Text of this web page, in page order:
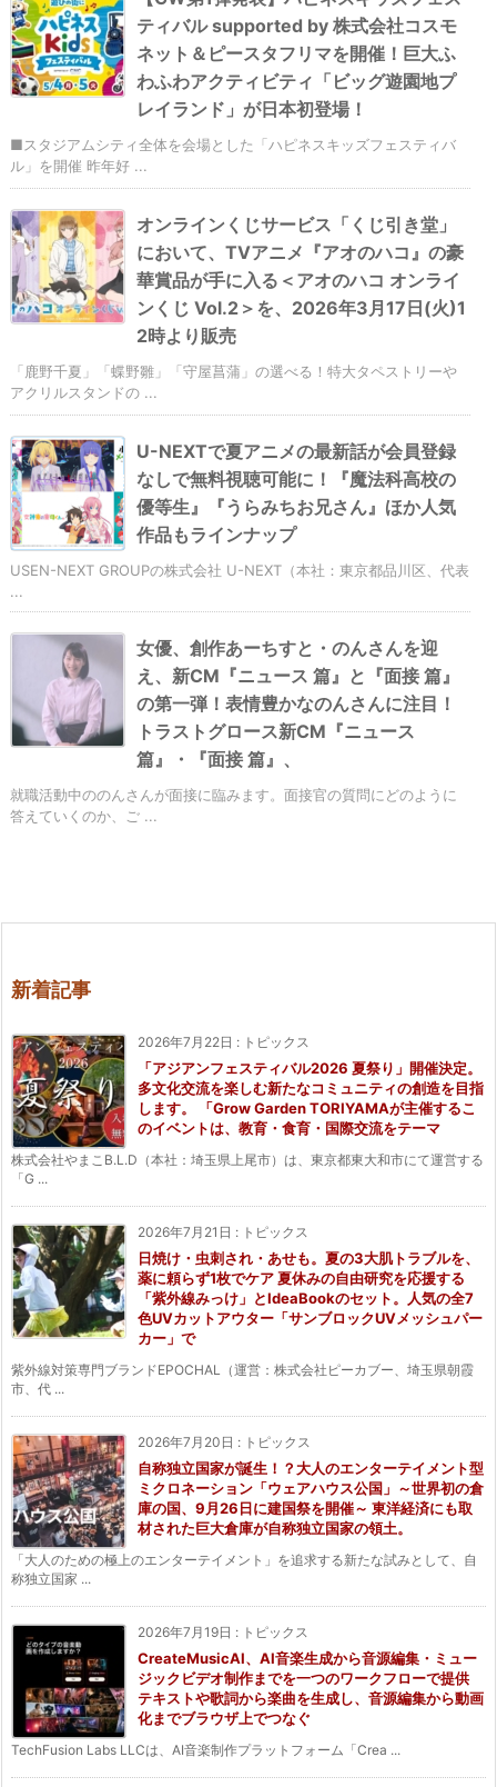
ティバル supported by 株式会社コスモ
ネット＆ピースタフリマを開催！巨大ふ
わふわアクティビティ「ビッグ遊園地プ
レイランド」が日本初登場！
■スタジアムシティ全体を会場とした「ハピネスキッズフェスティバ
ル」を開催 昨年好 ...
オンラインくじサービス「くじ引き堂」
において、TVアニメ『アオのハコ』の豪
華賞品が手に入る＜アオのハコ オンライ
ンくじ Vol.2＞を、2026年3月17日(火)1
2時より販売
「鹿野千夏」「蝶野雛」「守屋菖蒲」の選べる！特大タペストリーや
アクリルスタンドの ...
U-NEXTで夏アニメの最新話が会員登録
なしで無料視聴可能に！『魔法科高校の
優等生』『うらみちお兄さん』ほか人気
作品もラインナップ
USEN-NEXT GROUPの株式会社 U-NEXT（本社：東京都品川区、代表
...
女優、創作あーちすと・のんさんを迎
え、新CM『ニュース 篇』と『面接 篇』
の第一弾！表情豊かなのんさんに注目！
トラストグロース新CM『ニュース
篇』・『面接 篇』、
就職活動中ののんさんが面接に臨みます。面接官の質問にどのように
答えていくのか、ご ...
新着記事
2026年7月22日 : トピックス
「アジアンフェスティバル2026 夏祭り」開催決定。
多文化交流を楽しむ新たなコミュニティの創造を目指
します。 「Grow Garden TORIYAMAが主催するこ
のイベントは、教育・食育・国際交流をテーマ
株式会社やまこB.L.D（本社：埼玉県上尾市）は、東京都東大和市にて運営する
「G ...
2026年7月21日 : トピックス
日焼け・虫刺され・あせも。夏の3大肌トラブルを、
薬に頼らず1枚でケア 夏休みの自由研究を応援する
「紫外線みっけ」とIdeaBookのセット。人気の全7
色UVカットアウター「サンブロックUVメッシュパー
カー」で
紫外線対策専門ブランドEPOCHAL（運営：株式会社ピーカブー、埼玉県朝霞
市、代 ...
2026年7月20日 : トピックス
自称独立国家が誕生！？大人のエンターテイメント型
ミクロネーション「ウェアハウス公国」～世界初の倉
庫の国、9月26日に建国祭を開催～ 東洋経済にも取
材された巨大倉庫が自称独立国家の領土。
「大人のための極上のエンターテイメント」を追求する新たな試みとして、自
称独立国家 ...
2026年7月19日 : トピックス
CreateMusicAI、AI音楽生成から音源編集・ミュー
ジックビデオ制作までを一つのワークフローで提供
テキストや歌詞から楽曲を生成し、音源編集から動画
化までブラウザ上でつなぐ
TechFusion Labs LLCは、AI音楽制作プラットフォーム「Crea ...